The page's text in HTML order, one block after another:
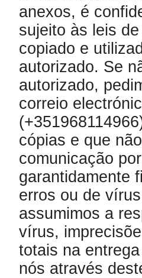
anexos, é
sujeito às leis
copiado e
autorizado. Se
autorizado,
correio
cópias e que
comunicação
garantidamente
erros ou de
assumimos a
vírus,
totais na
nós através